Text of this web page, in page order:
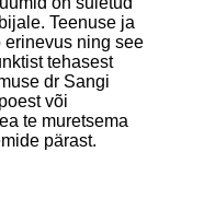
Teenuse ja
erinevus ning see
tehasest
dr Sangi
või
te muretsema
pärast.